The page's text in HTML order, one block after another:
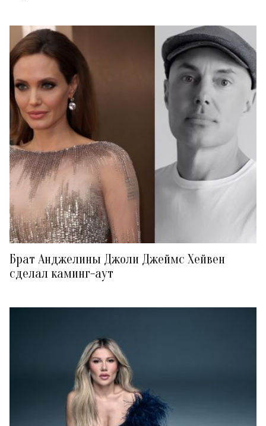
Брат Анджелины Джоли Джеймс Хейвен
сделал каминг-аут